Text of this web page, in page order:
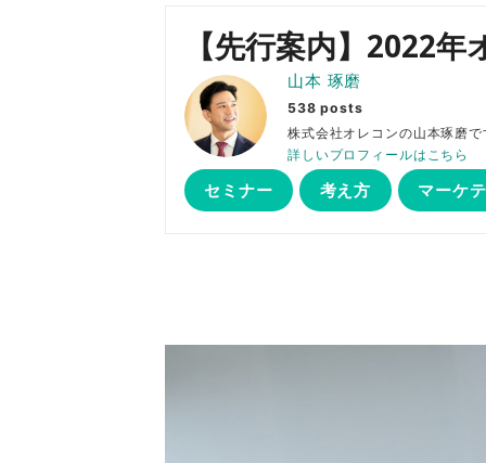
【先行案内】2022
山本 琢磨
538 posts
株式会社オレコンの山本琢
詳しいプロフィールはこちら
セミナー 考え方 マーケ